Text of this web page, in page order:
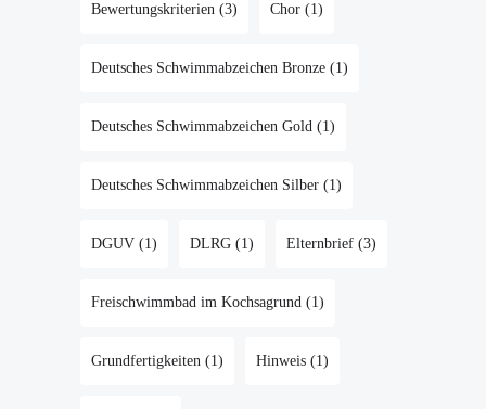
Bewertungskriterien (3) Chor (1)
Deutsches Schwimmabzeichen Bronze (1)
Deutsches Schwimmabzeichen Gold (1)
Deutsches Schwimmabzeichen Silber (1)
DGUV (1) DLRG (1) Elternbrief (3)
Freischwimmbad im Kochsagrund (1)
Grundfertigkeiten (1) Hinweis (1)